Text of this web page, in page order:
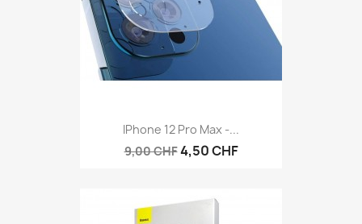
IPhone 12 Pro Max -...
9,00 CHF4,50 CHF